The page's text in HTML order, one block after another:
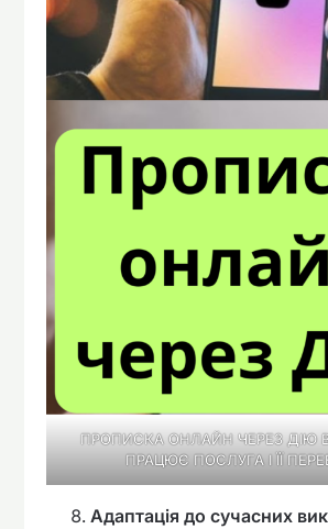
ПРОПИСКА ОНЛАЙН ЧЕРЕЗ ДІЮ В
ПРАЦЮЄ ПОСЛУГА І ЇЇ
Адаптація до сучасних